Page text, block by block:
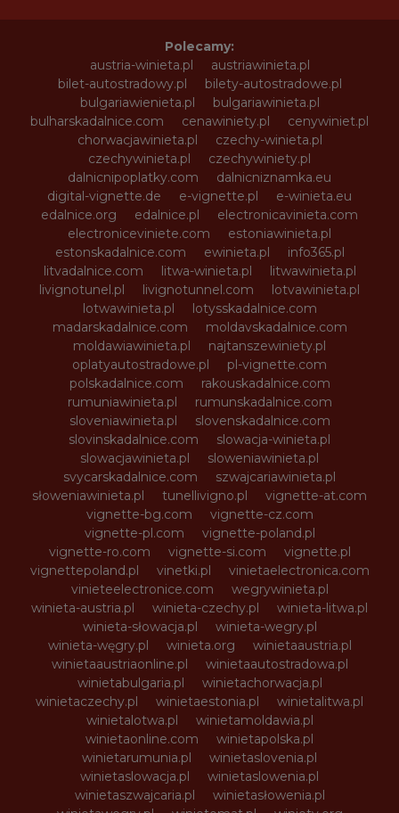
Polecamy:
austria-winieta.pl
austriawinieta.pl
bilet-autostradowy.pl
bilety-autostradowe.pl
bulgariawienieta.pl
bulgariawinieta.pl
bulharskadalnice.com
cenawiniety.pl
cenywiniet.pl
chorwacjawinieta.pl
czechy-winieta.pl
czechywinieta.pl
czechywiniety.pl
dalnicnipoplatky.com
dalnicniznamka.eu
digital-vignette.de
e-vignette.pl
e-winieta.eu
edalnice.org
edalnice.pl
electronicavinieta.com
electroniceviniete.com
estoniawinieta.pl
estonskadalnice.com
ewinieta.pl
info365.pl
litvadalnice.com
litwa-winieta.pl
litwawinieta.pl
livignotunel.pl
livignotunnel.com
lotvawinieta.pl
lotwawinieta.pl
lotysskadalnice.com
madarskadalnice.com
moldavskadalnice.com
moldawiawinieta.pl
najtanszewiniety.pl
oplatyautostradowe.pl
pl-vignette.com
polskadalnice.com
rakouskadalnice.com
rumuniawinieta.pl
rumunskadalnice.com
sloveniawinieta.pl
slovenskadalnice.com
slovinskadalnice.com
slowacja-winieta.pl
slowacjawinieta.pl
sloweniawinieta.pl
svycarskadalnice.com
szwajcariawinieta.pl
słoweniawinieta.pl
tunellivigno.pl
vignette-at.com
vignette-bg.com
vignette-cz.com
vignette-pl.com
vignette-poland.pl
vignette-ro.com
vignette-si.com
vignette.pl
vignettepoland.pl
vinetki.pl
vinietaelectronica.com
vinieteelectronice.com
wegrywinieta.pl
winieta-austria.pl
winieta-czechy.pl
winieta-litwa.pl
winieta-słowacja.pl
winieta-wegry.pl
winieta-węgry.pl
winieta.org
winietaaustria.pl
winietaaustriaonline.pl
winietaautostradowa.pl
winietabulgaria.pl
winietachorwacja.pl
winietaczechy.pl
winietaestonia.pl
winietalitwa.pl
winietalotwa.pl
winietamoldawia.pl
winietaonline.com
winietapolska.pl
winietarumunia.pl
winietaslovenia.pl
winietaslowacja.pl
winietaslowenia.pl
winietaszwajcaria.pl
winietasłowenia.pl